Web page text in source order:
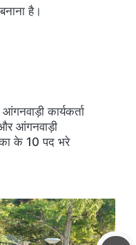
है।
कार्यकर्ता
आंगनवाड़ी
के 10 पद भरे